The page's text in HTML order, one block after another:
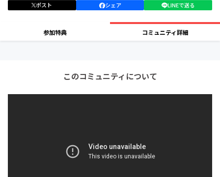
ポスト シェア LINEで送る
参加特典 コミュニティ詳細
このコミュニティについて